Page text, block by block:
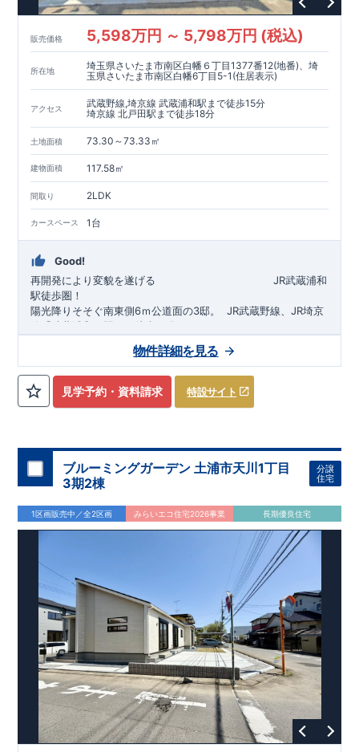
販売価格 5,598万円 ～ 5,798万円 (税込)
所在地
埼玉県さいたま市南区白幡６丁目1377番12(地番)、埼
玉県さいたま市南区白幡6丁目5-1(住居表示)
アクセス
武蔵野線,埼京線 武蔵浦和駅まで徒歩15分
埼京線 北戸田駅まで徒歩18分
土地面積 73.30～73.33㎡
建物面積 117.58㎡
間取り 2LDK
カースペース 1台
Good!
再開発により変貌を遂げる ​JR武蔵浦和
駅徒歩圏！
陽光降りそそぐ南東側6ｍ公道面の3邸。
​JR武蔵野線、JR埼京
線「 武蔵浦和 」駅まで徒歩15 分
自転車で約5分
JR埼京線「北戸田」駅まで徒歩18分​
​◆設計・建設性能評価ｗ取得！​◎性能評価とは
宅性能評価】
評価しております！ ​ 【建設 住宅性能評価】​
関 により、建物完成までに 計4回
優れた断熱等性能５を取得！​ ​その他項目も評価を受けてお
り、
性能に特化した住宅です！
​◆子育て環境良好！ ​ 辻小学校
2（3）LDKの間取りプラン採用！​​◆こだわりの内装！​家
族構成の変化に対応可能な可変型プラン！​全居室クローゼッ
ト付き！ ​ ​◆充実した設備！ ​
冬でも快適！LDK床暖房標準装
雨の日でも洗濯物が干せる
付き！​食洗機付きシステムキッチン！​平日、休日 時間帯
問わずご案内可能です！​お気軽にお問い合わせください！​
(営業時間 9:30～
見学予約・資料請求 特設サイト
物件詳細を見る
ブルーミングガーデン 土浦市天川1丁目
3期2棟
分譲
住宅
1区画販売中／全2区画 みらいエコ住宅2026事業 長期優良住宅